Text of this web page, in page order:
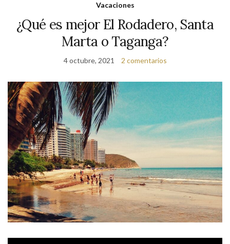
Vacaciones
¿Qué es mejor El Rodadero, Santa
Marta o Taganga?
4 octubre, 2021 2 comentarios